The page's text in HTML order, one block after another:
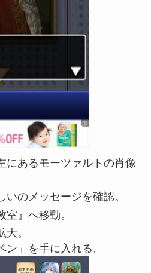
にあるモーツァルトの肖像
いのメッセージを確認。
室』へ移動。
。
」を手に入れる。